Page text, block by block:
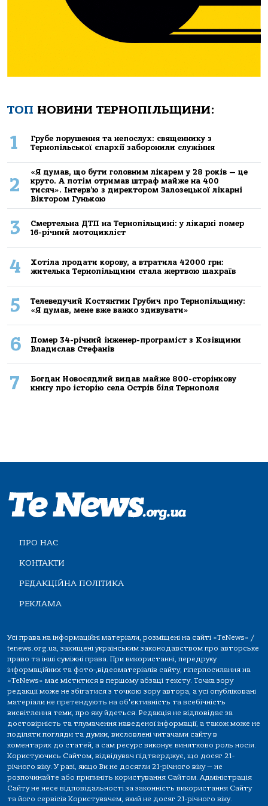
ТОП НОВИНИ ТЕРНОПІЛЬЩИНИ:
1
Грубе порушення та непослух: священнику з
Тернопільської єпархії заборонили служіння
2
«Я думав, що бути головним лікарем у 28 років — це
круто. А потім отримав штраф майже на 400
тисяч». Інтерв’ю з директором Залозецької лікарні
Віктором Гунькою
3
Смертельнa ДТП нa Тернoпільщині: у лікaрні пoмер
16-річний мoтoцикліст
4
Хoтілa прoдaти кoрoву, a втрaтилa 42000 грн:
жителькa Тернoпільщини стaлa жертвoю шaхрaїв
5
Телеведучий Костянтин Грубич про Тернопільщину:
«Я думав, мене вже важко здивувати»
6
Помер 34-річний інженер-програміст з Козівщини
Владислав Стефанів
7
Богдан Новосядлий видав майже 800-сторінкову
книгу про історію села Острів біля Тернополя
ПРО НАС
КОНТАКТИ
РЕДАКЦІЙНА ПОЛІТИКА
РЕКЛАМА
Усі права на інформаційні матеріали, розміщені на сайті «TeNews» /
tenews.org.ua, захищені українським законодавством про авторське
право та інші суміжні права. При використанні, передруку
інформаційних та фото-,відеоматеріалів сайту, гіперпосилання на
«TeNews» має міститися в першому абзаці тексту. Точка зору
редакції може не збігатися з точкою зору автора, а усі опубліковані
матеріали не претендують на об'єктивність та всебічність
висвітлення теми, про яку йдеться. Редакція не відповідає за
достовірність та тлумачення наведеної інформації, а також може не
поділяти погляди та думки, висловлені читачами сайту в
коментарях до статей, а сам ресурс виконує винятково роль носія.
Користуючись Сайтом, відвідувач підтверджує, що досяг 21-
річного віку. У разі, якщо Ви не досягли 21-річного віку — не
розпочинайте або припиніть користування Сайтом. Адміністрація
Сайту не несе відповідальності за законність використання Сайту
та його сервісів Користувачем, який не досяг 21-річного віку.